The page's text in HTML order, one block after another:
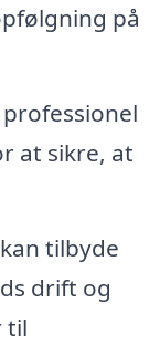
på
at sikre, at
tilbyde
drift og
til